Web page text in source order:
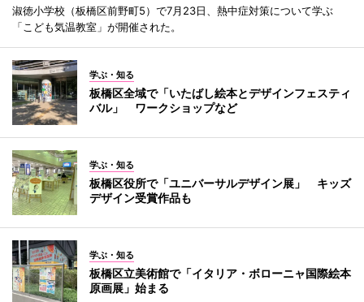
淑徳小学校（板橋区前野町5）で7月23日、熱中症対策について学ぶ
「こども気温教室」が開催された。
学ぶ・知る
板橋区全域で「いたばし絵本とデザインフェスティ
バル」 ワークショップなど
学ぶ・知る
板橋区役所で「ユニバーサルデザイン展」 キッズ
デザイン受賞作品も
学ぶ・知る
板橋区立美術館で「イタリア・ボローニャ国際絵本
原画展」始まる